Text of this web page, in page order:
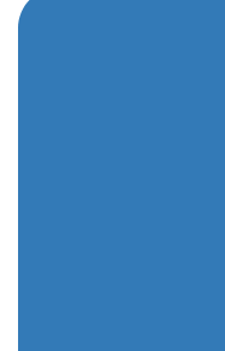
alfiere
Greg